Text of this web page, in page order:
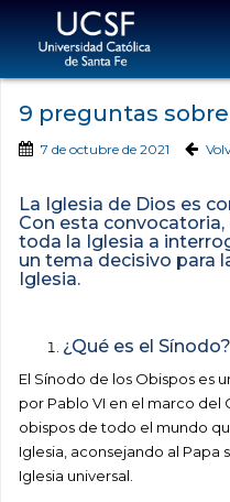
9 preguntas sobre
7 de octubre de 2021
La Iglesia de Dios es
Con esta convocatoria,
toda la Iglesia a
un tema decisivo para
Iglesia.
¿Qué es el Sínodo?
El Sínodo de los Obispos es
por Pablo VI en el marco del
obispos de todo el mundo
Iglesia, aconsejando al Papa
Iglesia universal.